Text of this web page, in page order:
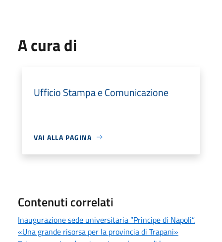
A cura di
Ufficio Stampa e Comunicazione
VAI ALLA PAGINA
Contenuti correlati
Inaugurazione sede universitaria “Principe di Napoli”.
«Una grande risorsa per la provincia di Trapani»